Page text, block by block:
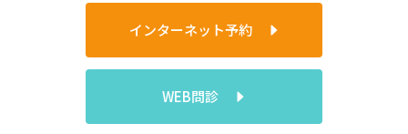
インターネット予約
WEB問診